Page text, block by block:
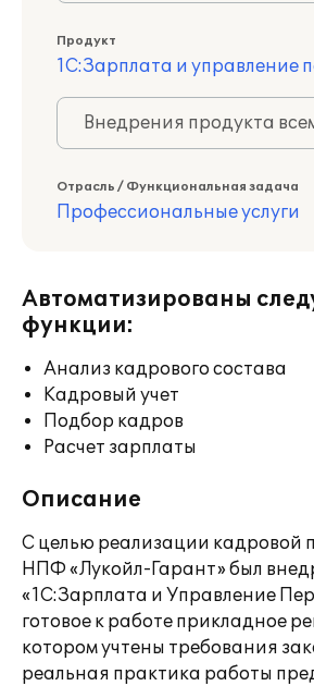
Продукт
1С:Зарплата и управление
Внедрения продукта
Отрасль / Функциональная задача
Профессиональные услуги
Автоматизированы
функции:
Анализ кадрового состава
Кадровый учет
Подбор кадров
Расчет зарплаты
Описание
С целью реализации кадровой
НПФ «Лукойл-Гарант» был
«1С:Зарплата и Управление
готовое к работе прикладное
котором учтены требования
реальная практика работы